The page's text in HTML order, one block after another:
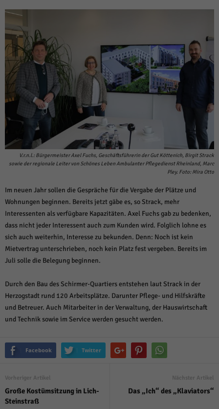
V.r.n.l.: Bürgermeister Axel Fuchs, Geschäftsführerin der Gut Köttenich, Birgit Strack
sowie der regionale Leiter von Schönes Leben Ambulanter Pflegedienst Rheinland, Marc
Pley. Foto: Mira Otto
Im neuen Jahr sollen die Gespräche für die Vergabe der Plätze und
Wohnungen beginnen. Bereits jetzt gäbe es, so Strack, mehr
Interessenten als verfügbare Kapazitäten. Axel Fuchs gab zu bedenken,
dass nicht jeder Interessent auch zum Kunden wird. Folglich lohne es
sich auch weiterhin, Interesse zu bekunden. Denn: Noch ist kein
Mietvertrag unterschrieben, noch kein Platz fest vergeben. Bereits im
Juli solle die Belegung beginnen.
Durch den Bau des Schirmer-Quartiers entstehen laut Strack in der
Herzogstadt rund 120 Arbeitsplätze. Darunter Pflege- und Hilfskräfte
und Betreuer. Auch Mitarbeiter in der Verwaltung, der Hauswirtschaft
und Technik sowie im Service werden gesucht werden.
Facebook Twitter
Vorheriger Artikel
Große Kostümsitzung in Lich-
Steinstraß
Nächster Artikel
Das „Ich“ des „Klaviators“